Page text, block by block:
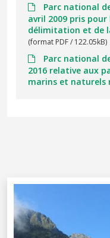
Parc national
avril 2009 pris
délimitation et de
(format PDF / 122.05kB)
Parc national
2016 relative aux
marins et naturels